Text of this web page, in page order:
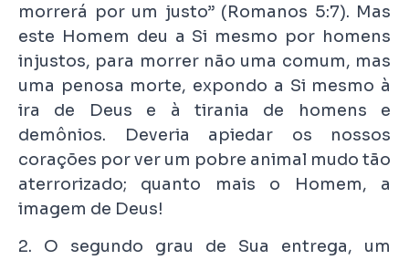
morrerá por um justo” (Romanos 5:7). Mas
este Homem deu a Si mesmo por homens
injustos, para morrer não uma comum, mas
uma penosa morte, expondo a Si mesmo à
ira de Deus e à tirania de homens e
demônios. Deveria apiedar os nossos
corações por ver um pobre animal mudo tão
aterrorizado; quanto mais o Homem, a
imagem de Deus!
2. O segundo grau de Sua entrega, um